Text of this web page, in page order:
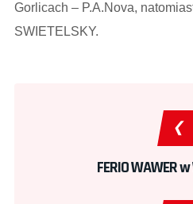
Gorlicach – P.A.Nova,
SWIETELSKY.
FERIO WAWER